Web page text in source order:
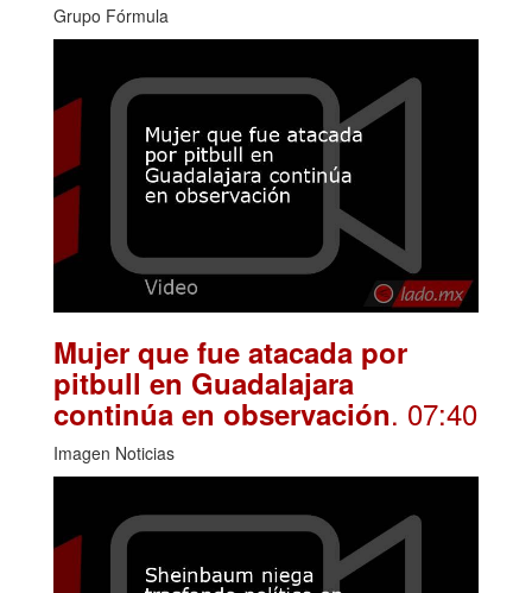
Grupo Fórmula
Mujer que fue atacada por
pitbull en Guadalajara
continúa en observación. 07:40
Imagen Noticias